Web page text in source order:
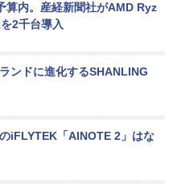
算内。産経新聞社がAMD Ryz
2千台導入
ンドに進化するSHANLING
iFLYTEK「AINOTE 2」はな